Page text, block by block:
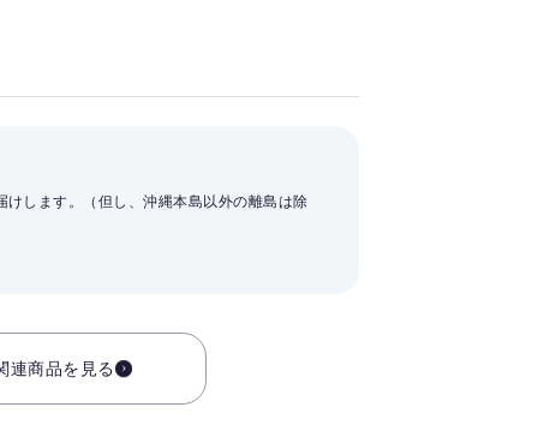
します。（但し、沖縄本島以外の離島は除
連商品を見る